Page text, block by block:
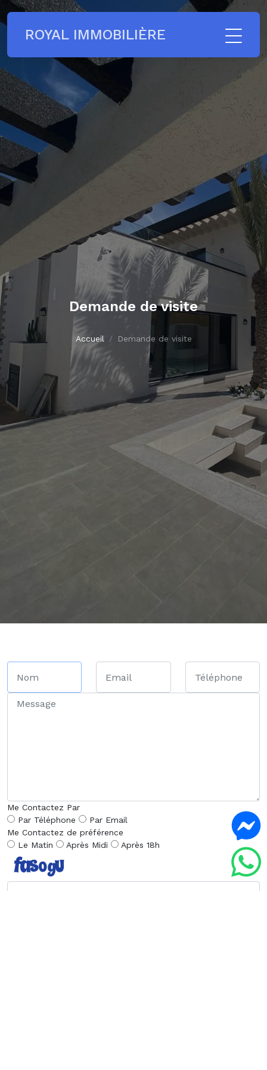
ROYAL IMMOBILIÈRE
Demande de visite
Accueil Demande de visite
Me Contactez Par
Par Téléphone
Par Email
Me Contactez de préférence
Le Matin
Après Midi Après 18h